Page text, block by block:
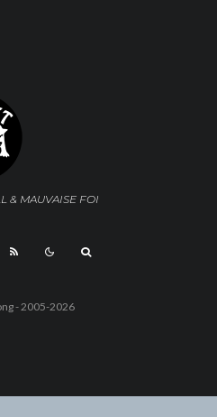
& MAUVAISE FOI
- 2005-2026